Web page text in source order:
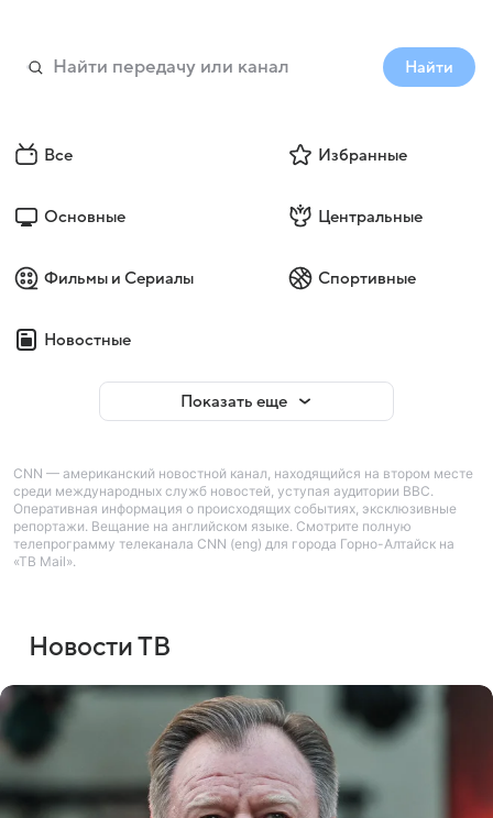
Найти
Все Избранные
Основные Центральные
Фильмы и Сериалы Спортивные
Новостные
Показать еще
CNN — американский новостной канал, находящийся на втором месте
среди международных служб новостей, уступая аудитории BBC.
Оперативная информация о происходящих событиях, эксклюзивные
репортажи. Вещание на английском языке. Смотрите полную
телепрограмму телеканала CNN (eng) для города Горно-Алтайск на
«ТВ Mail».
Новости ТВ